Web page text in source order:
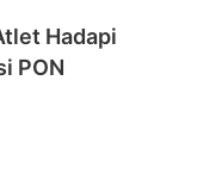
Hadapi
PON